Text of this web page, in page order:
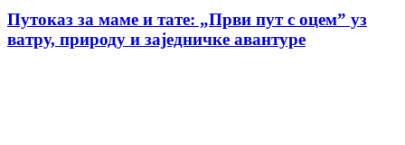
Путоказ за маме и тате: „Први пут с оцемˮ уз
ватру, природу и заједничке авантуре